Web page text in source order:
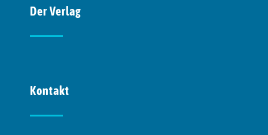
Der Verlag
Kontakt